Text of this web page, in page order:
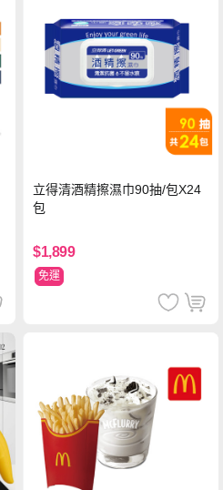
立得清酒精擦濕巾90抽/包X24
包
$1,899
免運